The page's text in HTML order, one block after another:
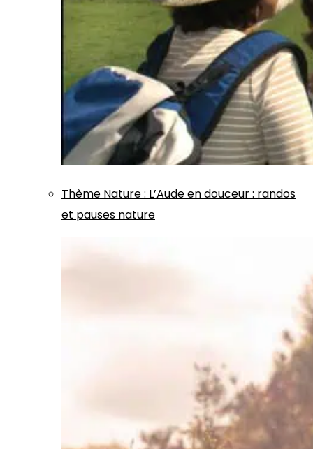
Thème Nature: L’Aude en douceur : randos
et pauses nature